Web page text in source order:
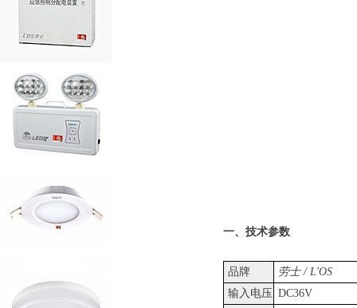
一、技术参数
品牌
劳士 / L'OS
输入电压 DC36V